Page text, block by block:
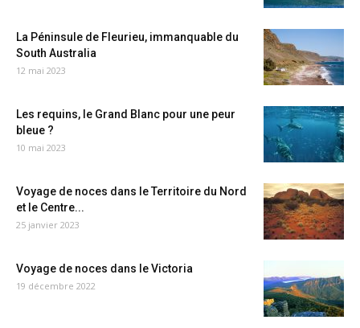
La Péninsule de Fleurieu, immanquable du
South Australia
12 mai 2023
Les requins, le Grand Blanc pour une peur
bleue ?
10 mai 2023
Voyage de noces dans le Territoire du Nord
et le Centre...
25 janvier 2023
Voyage de noces dans le Victoria
19 décembre 2022